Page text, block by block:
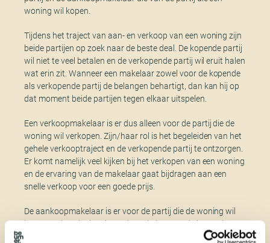
woning wil kopen.
Tijdens het traject van aan- en verkoop van een woning zijn
beide partijen op zoek naar de beste deal. De kopende partij
wil niet te veel betalen en de verkopende partij wil eruit halen
wat erin zit. Wanneer een makelaar zowel voor de kopende
als verkopende partij de belangen behartigt, dan kan hij op
dat moment beide partijen tegen elkaar uitspelen.
Een verkoopmakelaar is er dus alleen voor de partij die de
woning wil verkopen. Zijn/haar rol is het begeleiden van het
gehele verkooptraject en de verkopende partij te ontzorgen.
Er komt namelijk veel kijken bij het verkopen van een woning
en de ervaring van de makelaar gaat bijdragen aan een
snelle verkoop voor een goede prijs.
De aankoopmakelaar is er voor de partij die de woning wil
kopen. Ook nu is de rol van de makelaar om de kopende
partij te ondersteunen gedurende het gehele traject van de